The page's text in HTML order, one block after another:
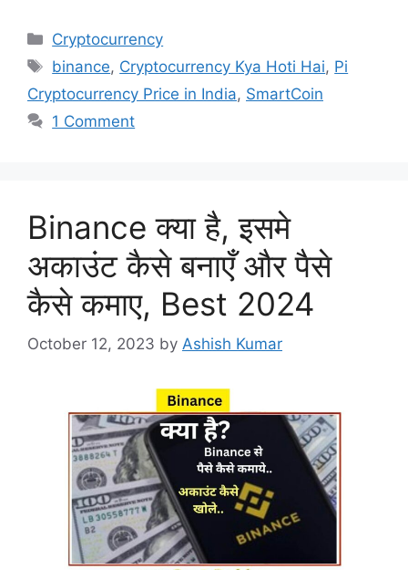
Categories
Cryptocurrency
Tags
binance, Cryptocurrency Kya Hoti Hai, Pi
Cryptocurrency Price in India, SmartCoin
1 Comment
Binance क्या है, इसमे
अकाउंट कैसे बनाएँ और पैसे
कैसे कमाए, Best 2024
October 12, 2023 by Ashish Kumar